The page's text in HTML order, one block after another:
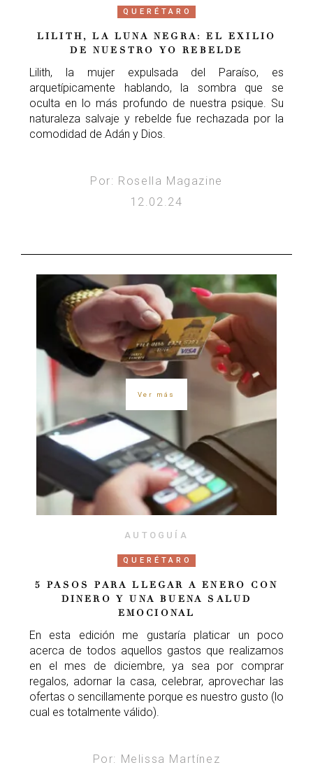
QUERÉTARO
LILITH, LA LUNA NEGRA: EL EXILIO
DE NUESTRO YO REBELDE
Lilith, la mujer expulsada del Paraíso, es
arquetípicamente hablando, la sombra que se
oculta en lo más profundo de nuestra psique. Su
naturaleza salvaje y rebelde fue rechazada por la
comodidad de Adán y Dios.
Por: Rosella Magazine
12.02.24
Ver más
AUTOGUÍA
QUERÉTARO
5 PASOS PARA LLEGAR A ENERO CON
DINERO Y UNA BUENA SALUD
EMOCIONAL
En esta edición me gustaría platicar un poco
acerca de todos aquellos gastos que realizamos
en el mes de diciembre, ya sea por comprar
regalos, adornar la casa, celebrar, aprovechar las
ofertas o sencillamente porque es nuestro gusto (lo
cual es totalmente válido).
Por: Melissa Martínez